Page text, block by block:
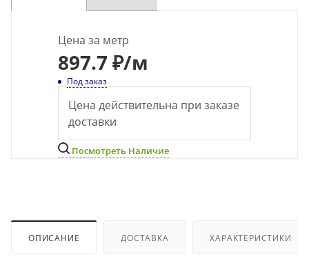
Цена за метр
897.7 ₽/м
Под заказ
Цена действительна при заказе
доставки
Посмотреть Наличие
ОПИСАНИЕ ДОСТАВКА ХАРАКТЕРИСТИКИ